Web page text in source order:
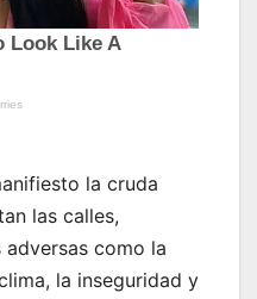
la cruda
las calles,
como la
la inseguridad y